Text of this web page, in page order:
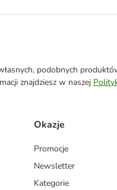
podobnych
znajdziesz w naszej
Okazje
Promocje
Newsletter
Kategorie